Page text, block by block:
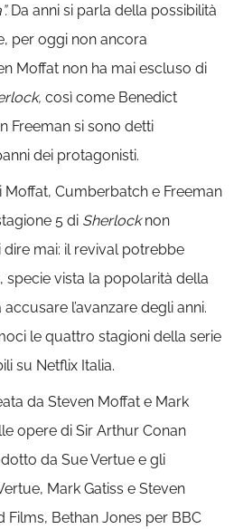
Da anni si parla della possibilità
per oggi non ancora
Moffat non ha mai escluso di
così come Benedict
Freeman si sono detti
dei protagonisti.
Moffat, Cumberbatch e Freeman
5 di Sherlocknon
dire mai: il revival potrebbe
specie vista la popolarità della
l’avanzare degli anni.
le quattro stagioni della serie
su Netflix Italia.
da Steven Moffat e Mark
opere di Sir Arthur Conan
da Sue Vertue e gli
Mark Gatiss e Steven
Bethan Jones per BBC